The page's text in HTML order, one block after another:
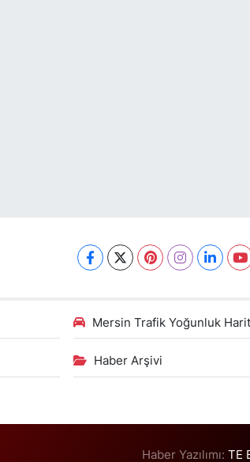
Mersin Trafik Yoğunluk
Haber Arşivi
Haber Yazılımı:TE